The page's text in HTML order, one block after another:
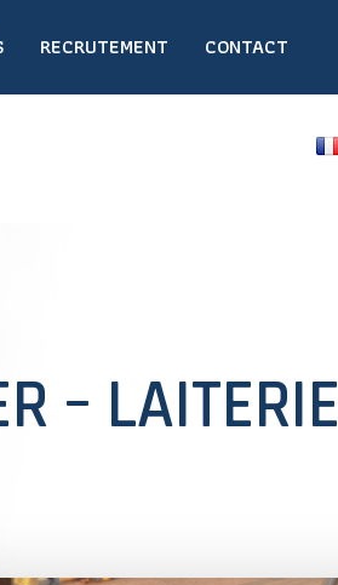
RECRUTEMENT CONTACT
– LAITERIE